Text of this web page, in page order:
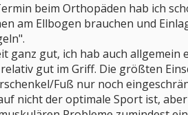
beim Orthopäden hab ich
am Ellbogen brauchen und
ganz gut, ich hab auch
gut im Griff. Die größten
Fuß nur noch
nicht der optimale Sport ist,